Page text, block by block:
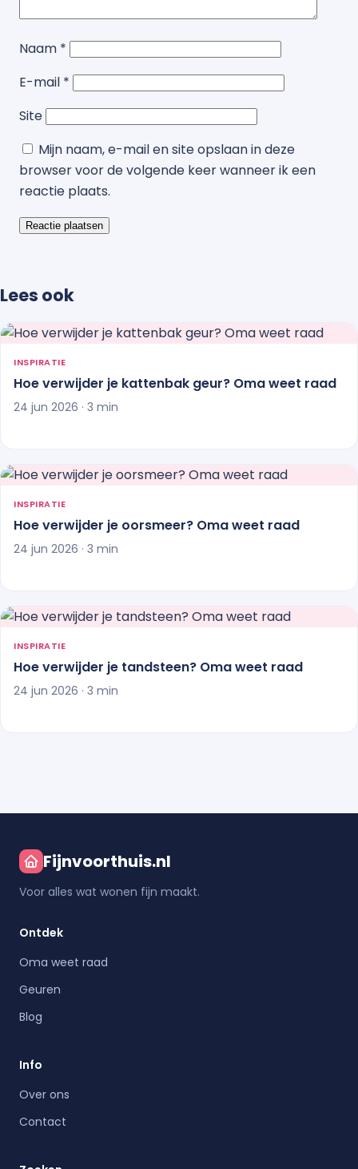
Naam *
E-mail *
Site
Mijn naam, e-mail en site opslaan in deze
browser voor de volgende keer wanneer ik een
reactie plaats.
Lees ook
INSPIRATIE
Hoe verwijder je kattenbak geur? Oma weet raad
24 jun 2026 · 3 min
INSPIRATIE
Hoe verwijder je oorsmeer? Oma weet raad
24 jun 2026 · 3 min
INSPIRATIE
Hoe verwijder je tandsteen? Oma weet raad
24 jun 2026 · 3 min
Fijnvoorthuis.nl
Voor alles wat wonen fijn maakt.
Ontdek
Oma weet raad
Geuren
Blog
Info
Over ons
Contact